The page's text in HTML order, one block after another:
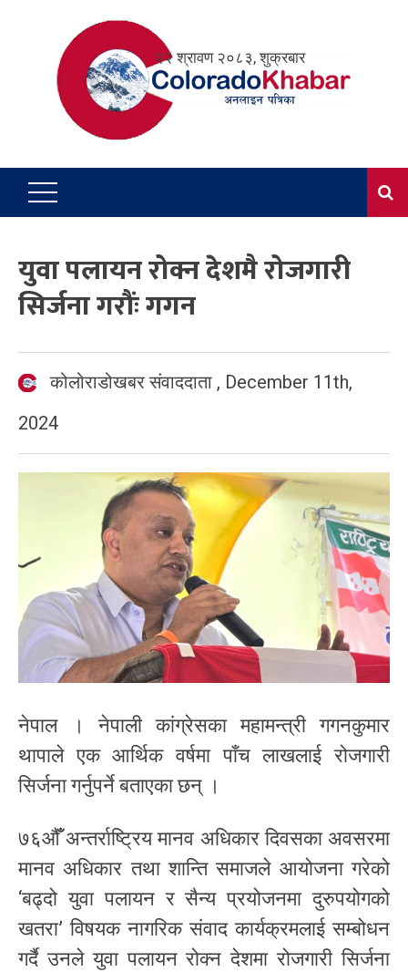
२२ श्रावण २०८३, शुक्रबार
युवा पलायन रोक्न देशमै रोजगारी
सिर्जना गरौंः गगन
कोलोराडोखबर संवाददाता , December 11th,
2024
नेपाल । नेपाली कांग्रेसका महामन्त्री गगनकुमार
थापाले एक आर्थिक वर्षमा पाँच लाखलाई रोजगारी
सिर्जना गर्नुपर्ने बताएका छन् ।
७६औँँ अन्तर्राष्ट्रिय मानव अधिकार दिवसका अवसरमा
मानव अधिकार तथा शान्ति समाजले आयोजना गरेको
‘बढ्दो युवा पलायन र सैन्य प्रयोजनमा दुरुपयोगको
खतरा’ विषयक नागरिक संवाद कार्यक्रमलाई सम्बोधन
गर्दै उनले युवा पलायन रोक्न देशमा रोजगारी सिर्जना